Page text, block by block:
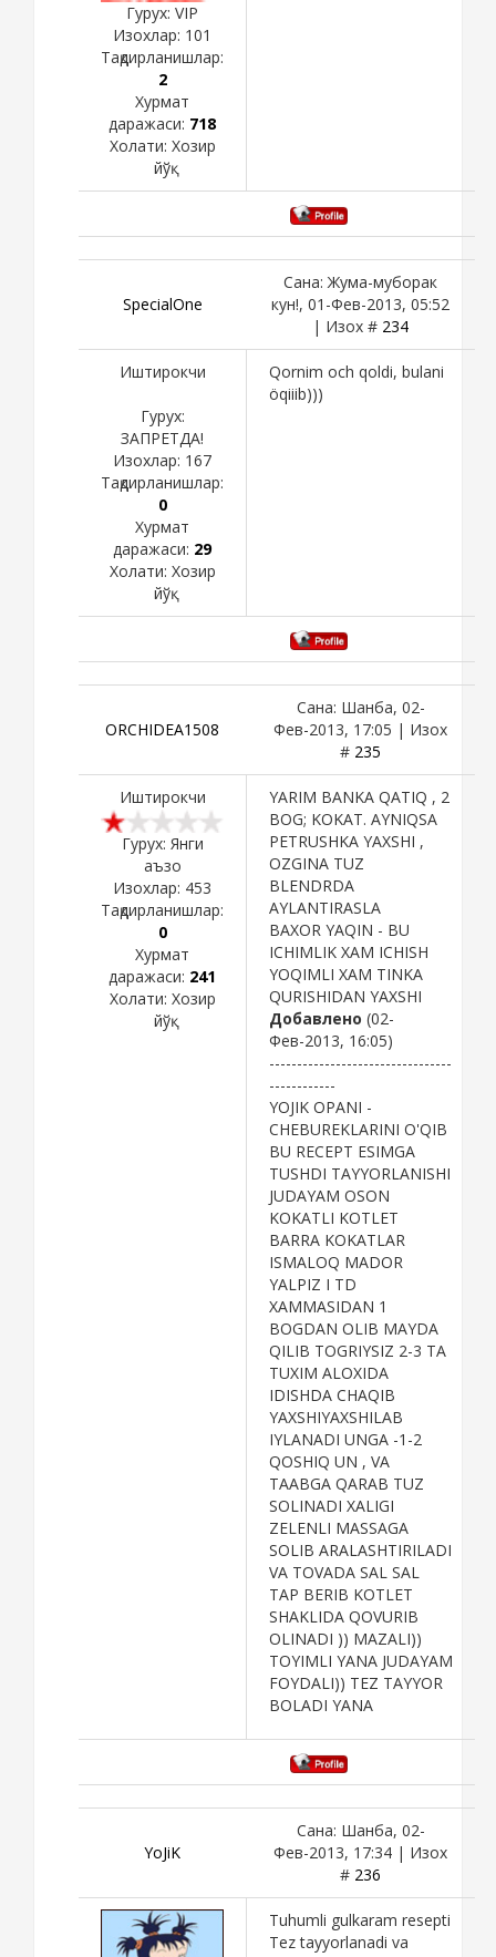
Гурух: VIP
Изохлар: 101
Тақдирланишлар:
2
Хурмат
даражаси: 718
Холати: Хозир
йўқ
SpecialOne
Сана: Жума-муборак
кун!, 01-Фев-2013, 05:52
| Изох # 234
Иштирокчи
Гурух:
ЗАПРЕТДА!
Изохлар: 167
Тақдирланишлар:
0
Хурмат
даражаси: 29
Холати: Хозир
йўқ
Qornim och qoldi, bulani
öqiiib)))
ORCHIDEA1508
Сана: Шанба, 02-
Фев-2013, 17:05 | Изох
# 235
Иштирокчи
Гурух: Янги
аъзо
Изохлар: 453
Тақдирланишлар:
0
Хурмат
даражаси: 241
Холати: Хозир
йўқ
YARIM BANKA QATIQ , 2
BOG; KOKAT. AYNIQSA
PETRUSHKA YAXSHI ,
OZGINA TUZ
BLENDRDA
AYLANTIRASLA
BAXOR YAQIN - BU
ICHIMLIK XAM ICHISH
YOQIMLI XAM TINKA
QURISHIDAN YAXSHI
Добавлено (02-
Фев-2013, 16:05)
---------------------------------
------------
YOJIK OPANI -
CHEBUREKLARINI O'QIB
BU RECEPT ESIMGA
TUSHDI TAYYORLANISHI
JUDAYAM OSON
KOKATLI KOTLET
BARRA KOKATLAR
ISMALOQ MADOR
YALPIZ I TD
XAMMASIDAN 1
BOGDAN OLIB MAYDA
QILIB TOGRIYSIZ 2-3 TA
TUXIM ALOXIDA
IDISHDA CHAQIB
YAXSHIYAXSHILAB
IYLANADI UNGA -1-2
QOSHIQ UN , VA
TAABGA QARAB TUZ
SOLINADI XALIGI
ZELENLI MASSAGA
SOLIB ARALASHTIRILADI
VA TOVADA SAL SAL
TAP BERIB KOTLET
SHAKLIDA QOVURIB
OLINADI )) MAZALI))
TOYIMLI YANA JUDAYAM
FOYDALI)) TEZ TAYYOR
BOLADI YANA
YoJiK
Сана: Шанба, 02-
Фев-2013, 17:34 | Изох
# 236
Tuhumli gulkaram resepti
Tez tayyorlanadi va